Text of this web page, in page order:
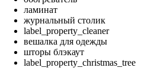
ламинат
журнальный столик
label_property_cleaner
вешалка для одежды
шторы блэкаут
label_property_christmas_tree